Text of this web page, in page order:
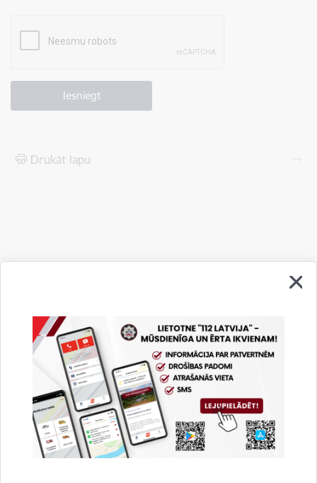
Drukāt lapu
Vai šī informācija bija noderīga?
Sniegt atsauksmi